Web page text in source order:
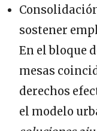
sostener
En el bloque
mesas
derechos
el modelo